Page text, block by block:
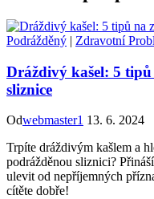
Podrážděný | Zdravotní
Dráždivý kašel: 5
sliznice
Odwebmaster1 13. 6. 2024
Trpíte dráždivým kašlem a
podrážděnou sliznici?
ulevit od nepříjemných
cítěte dobře!